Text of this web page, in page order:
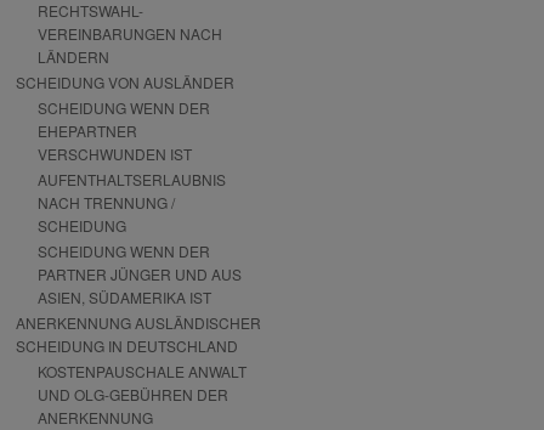
RECHTSWAHL-
VEREINBARUNGEN NACH
LÄNDERN
SCHEIDUNG VON AUSLÄNDER
SCHEIDUNG WENN DER
EHEPARTNER
VERSCHWUNDEN IST
AUFENTHALTSERLAUBNIS
NACH TRENNUNG /
SCHEIDUNG
SCHEIDUNG WENN DER
PARTNER JÜNGER UND AUS
ASIEN, SÜDAMERIKA IST
ANERKENNUNG AUSLÄNDISCHER
SCHEIDUNG IN DEUTSCHLAND
KOSTENPAUSCHALE ANWALT
UND OLG-GEBÜHREN DER
ANERKENNUNG